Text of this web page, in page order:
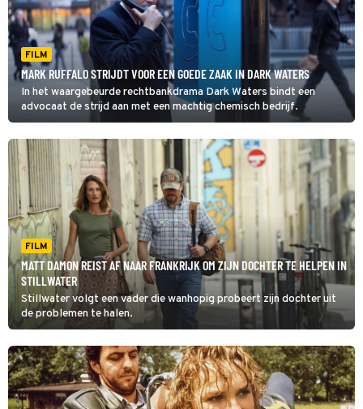
FILM
MARK RUFFALO STRIJDT VOOR EEN GOEDE ZAAK IN DARK WATERS
In het waargebeurde rechtbankdrama Dark Waters bindt een
advocaat de strijd aan met een machtig chemisch bedrijf.
FILM
MATT DAMON REIST AF NAAR FRANKRIJK OM ZIJN DOCHTER TE HELPEN IN
STILLWATER
Stillwater volgt een vader die wanhopig probeert zijn dochter uit
de problemen te halen.